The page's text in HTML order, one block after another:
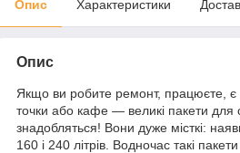
Опис Характеристики
Опис
Якщо ви робите ремонт, працюєте, є
точки або кафе — великі пакети для
знадобляться! Вони дуже місткі:
160 і 240 літрів. Водночас такі